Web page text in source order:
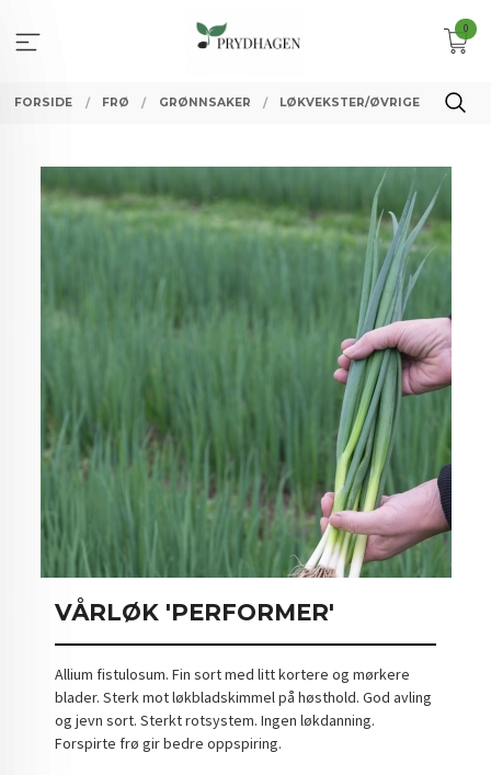
innholdet
0
FORSIDE FRØ GRØNNSAKER LØKVEKSTER/ØVRIGE
VÅRLØK 'PERFORMER'
Allium fistulosum. Fin sort med litt kortere og mørkere
blader. Sterk mot løkbladskimmel på høsthold. God avling
og jevn sort. Sterkt rotsystem. Ingen løkdanning.
Forspirte frø gir bedre oppspiring.